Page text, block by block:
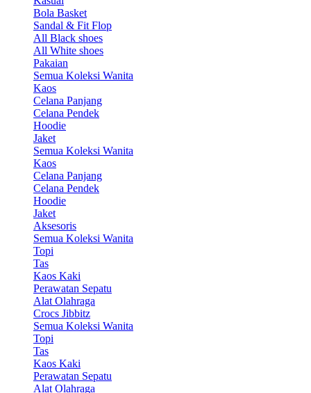
Bola Basket
Sandal & Fit Flop
All Black shoes
All White shoes
Pakaian
Semua Koleksi Wanita
Kaos
Celana Panjang
Celana Pendek
Hoodie
Jaket
Semua Koleksi Wanita
Kaos
Celana Panjang
Celana Pendek
Hoodie
Jaket
Aksesoris
Semua Koleksi Wanita
Topi
Tas
Kaos Kaki
Perawatan Sepatu
Alat Olahraga
Crocs Jibbitz
Semua Koleksi Wanita
Topi
Tas
Kaos Kaki
Perawatan Sepatu
Alat Olahraga